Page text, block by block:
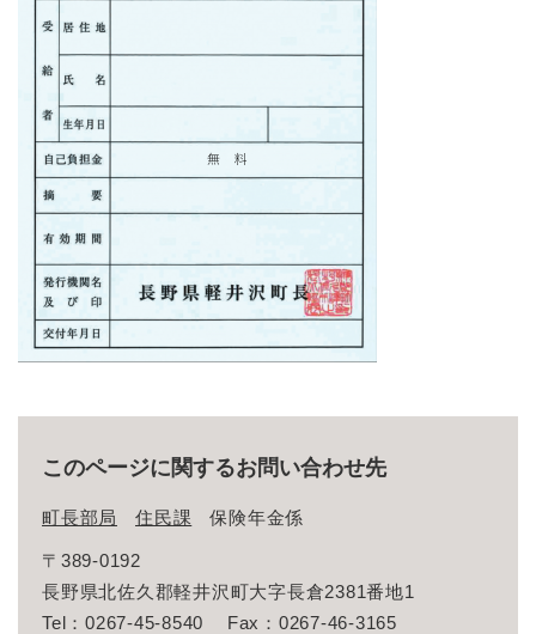
このページに関するお問い合わせ先
町長部局 住民課 保険年金係
〒389-0192
長野県北佐久郡軽井沢町大字長倉2381番地1
Tel：0267-45-8540
Fax：0267-46-3165